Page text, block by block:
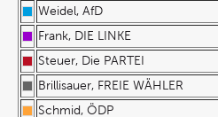
Weidel, AfD
Frank, DIE LINKE
Steuer, Die PARTEI
Brillisauer, FREIE WÄHLER
Schmid, ÖDP